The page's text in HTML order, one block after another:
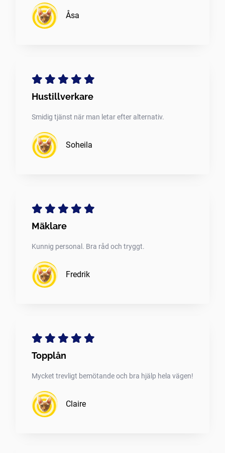
Åsa
Hustillverkare
Smidig tjänst när man letar efter alternativ.
Soheila
Mäklare
Kunnig personal. Bra råd och tryggt.
Fredrik
Topplån
Mycket trevligt bemötande och bra hjälp hela vägen!
Claire